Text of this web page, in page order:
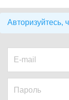
Авторизуйтесь,